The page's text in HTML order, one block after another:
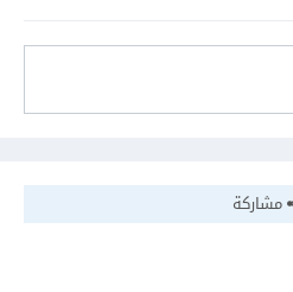
مشاركة